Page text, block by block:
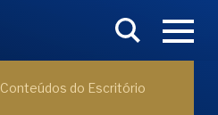
Conteúdos do Escritório